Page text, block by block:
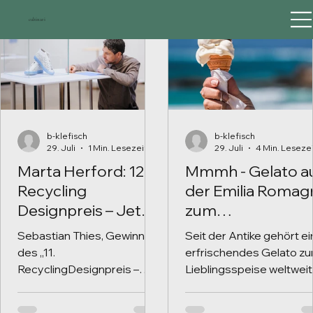
cultinari
Marta Herford: 12.
Recycling
Designpreis – Jetzt
bewerben
Sebastian Thies, Gewinner
des „11.
RecyclingDesignpreis –
12. 2024 – 23. 3. 2025, Marta
b-klefisch
29. Juli
1 Min. Lesezeit
Mmmh - Gelato
der Emilia
zum
Dahinschmelzen
Seit der Antike gehört
erfrischendes Gelato
Lieblingsspeise weltweit
stevepb via Pixabay Der
b-klefisch
29. Juli
4 Min.